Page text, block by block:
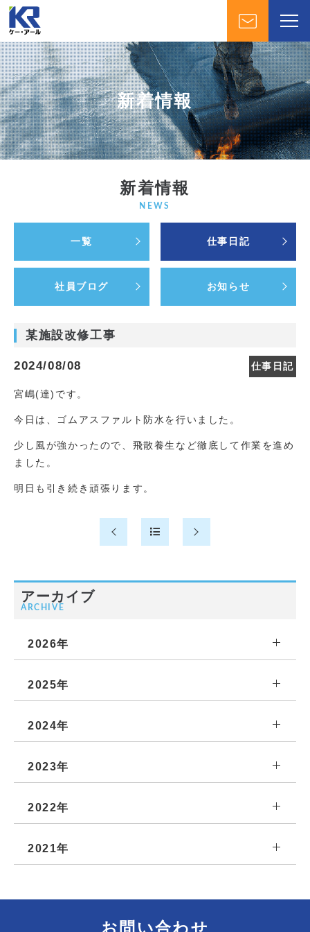
新着情報
新着情報
NEWS
一覧 仕事日記
社員ブログ お知らせ
某施設改修工事
2024/08/08 仕事日記
宮嶋(達)です。
今日は、ゴムアスファルト防水を行いました。
少し風が強かったので、飛散養生など徹底して作業を進め
ました。
明日も引き続き頑張ります。
アーカイブ
ARCHIVE
2026年
2025年
2024年
2023年
2022年
2021年
お問い合わせ